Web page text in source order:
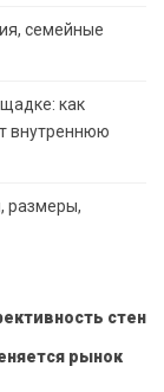
семейные
как
внутреннюю
размеры,
стен
рынок